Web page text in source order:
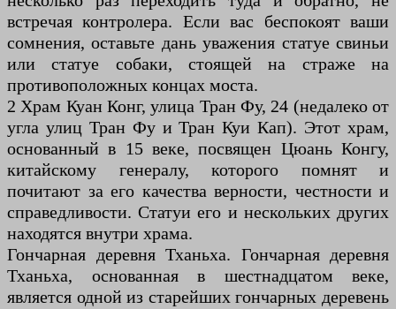
встречая контролера. Если вас беспокоят ваши
сомнения, оставьте дань уважения статуе свиньи
или статуе собаки, стоящей на страже на
противоположных концах моста.
2 Храм Куан Конг, улица Тран Фу, 24 (недалеко от
угла улиц Тран Фу и Тран Куи Кап). Этот храм,
основанный в 15 веке, посвящен Цюань Конгу,
китайскому генералу, которого помнят и
почитают за его качества верности, честности и
справедливости. Статуи его и нескольких других
находятся внутри храма.
Гончарная деревня Тханьха. Гончарная деревня
Тханьха, основанная в шестнадцатом веке,
является одной из старейших гончарных деревень